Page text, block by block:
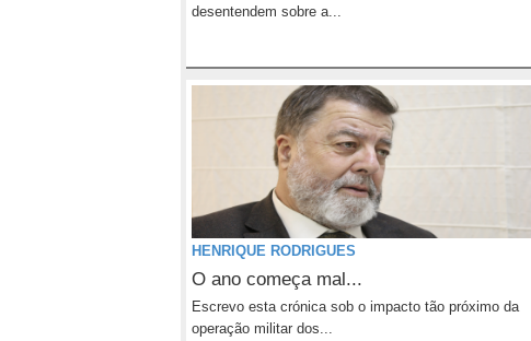
desentendem sobre a...
HENRIQUE RODRIGUES
O ano começa mal...
Escrevo esta crónica sob o impacto tão próximo da
operação militar dos...